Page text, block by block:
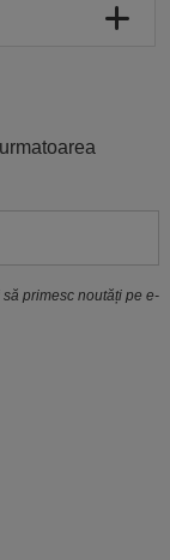
să primesc noutăți pe e-